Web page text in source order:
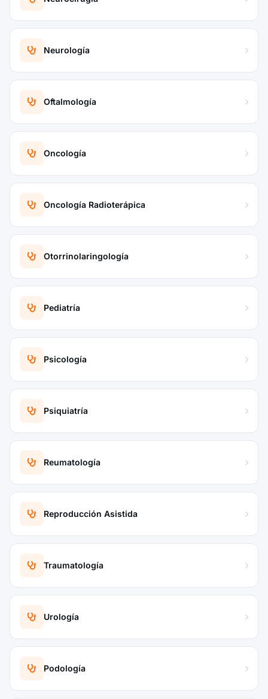
Neurología
Oftalmología
Oncología
Oncología Radioterápica
Otorrinolaringología
Pediatría
Psicología
Psiquiatría
Reumatología
Reproducción Asistida
Traumatología
Urología
Podología